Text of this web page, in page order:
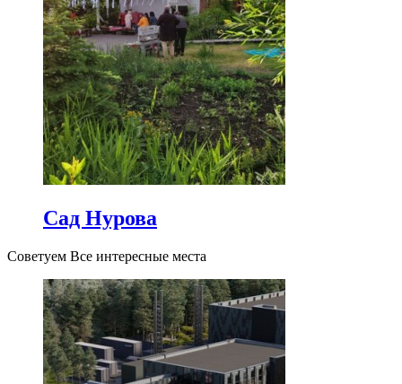
Сад Нурова
Советуем Все интересные места